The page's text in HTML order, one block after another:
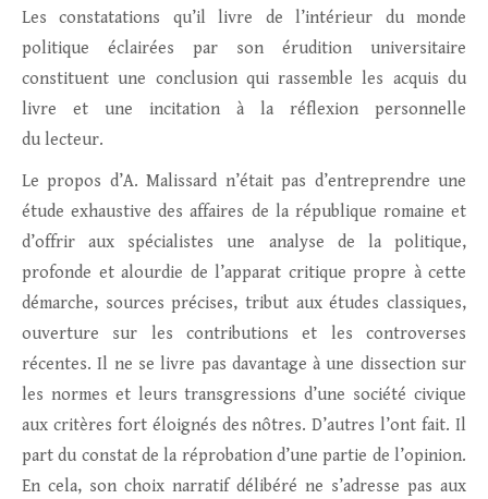
Les constatations qu’il livre de l’intérieur du monde
politique éclairées par son érudition universitaire
constituent une conclusion qui rassemble les acquis du
livre et une incitation à la réflexion personnelle
du lecteur.
Le propos d’A. Malissard n’était pas d’entreprendre une
étude exhaustive des affaires de la république romaine et
d’offrir aux spécialistes une analyse de la politique,
profonde et alourdie de l’apparat critique propre à cette
démarche, sources précises, tribut aux études classiques,
ouverture sur les contributions et les controverses
récentes. Il ne se livre pas davantage à une dissection sur
les normes et leurs transgressions d’une société civique
aux critères fort éloignés des nôtres. D’autres l’ont fait. Il
part du constat de la réprobation d’une partie de l’opinion.
En cela, son choix narratif délibéré ne s’adresse pas aux